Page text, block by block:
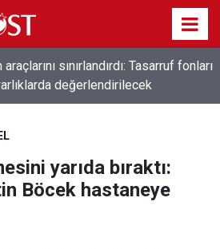
araçlarını sınırlandırdı: Tasarruf fonları
değerlendirilecek
yarıda bıraktı:
Böcek hastaneye